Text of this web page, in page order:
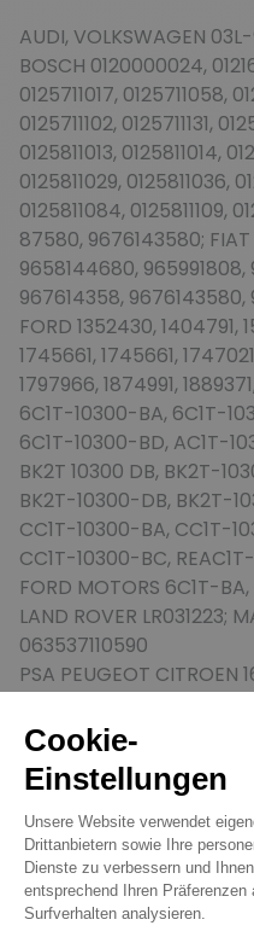
AUDI, VOLKSWAGEN
BOSCH 0120000024,
0125711017, 0125711058,
0125711102, 0125711131,
0125811013, 0125811014,
0125811029, 0125811036,
0125811084, 0125811109,
87580, 9676143580;
9658144680,
967614358,
FORD 1352430, 1404791,
1745661, 1745661,
1797966, 1874991,
6C1T-10300-BA, 6C1T-
6C1T-10300-BD, AC1T-
BK2T 10300 DB, BK2T-
BK2T-10300-DB, BK2T-
CC1T-10300-BA, CC1T-
CC1T-10300-BC,
FORD MOTORS 6C1T-
LAND ROVER LR031223;
063537110590
PSA PEUGEOT
30659131, 30659136,
36012619-0
16 andere
Kategorie: